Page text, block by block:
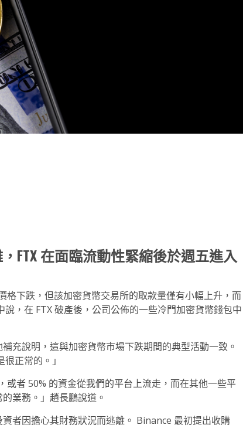
FTX 在面臨流動性緊縮後於週五進入
格下跌，但該加密貨幣交易所的取款量僅有小幅上升，而
，在 FTX 破產後，公司公佈的一些冷門加密貨幣錢包中
充說明，這與加密貨幣市場下跌期間的典型活動一致。
正常的。」
或者 50% 的資金從我們的平台上流走，而在其他一些平
業務。」趙長鵬說道。
者因擔心其財務狀況而逃離。 Binance 最初提出收購